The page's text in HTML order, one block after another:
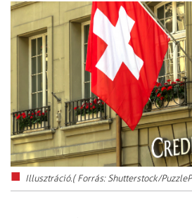
Illusztráció.( Forrás: Shutterstock/